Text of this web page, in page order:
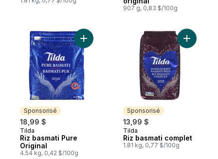
907 g, 0,83 $/100g
Sponsorisé
18,99 $
Sponsorisé
Tilda
Riz basmati Pure
Original
4.54 kg, 0,42 $/100g
Ajouter Riz basmati Pure Original au
Sponsorisé
13,99 $
Sponsorisé
Tilda
Riz basmati complet
1.81 kg, 0,77 $/100g
Ajouter